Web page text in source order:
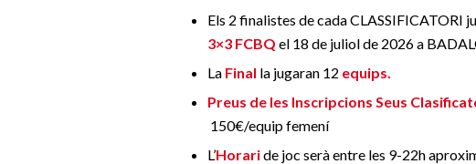
Els 2 finalistes de cada CLASSIFICATORI
3×3 FCBQ el 18 de juliol de 2026 a
La Final la jugaran 12 equips.
Preus de les Inscripcions Seus
150€/equip femení
L’Horaride joc serà entre les 9-22h